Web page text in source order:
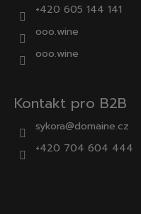
+420 605 144 141
ooo.wine
ooo.wine
Kontakt pro B2B
sykora@domaine.cz
+420 704 604 444